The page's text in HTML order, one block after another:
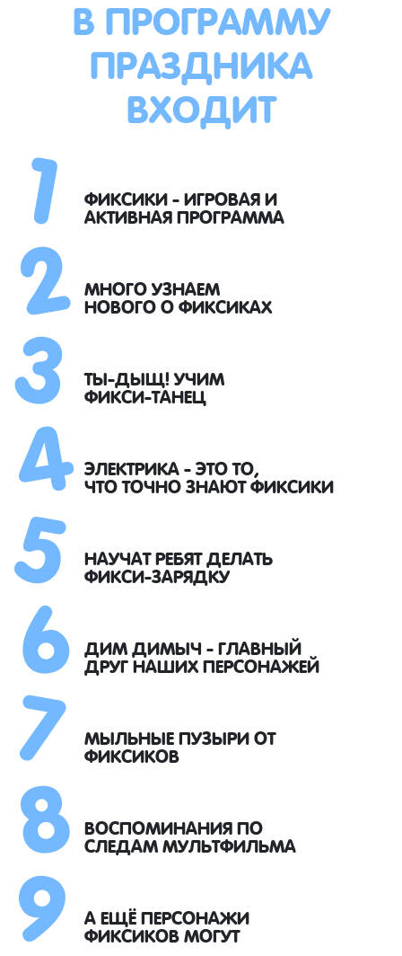
В ПРОГРАММУ
ПРАЗДНИКА
ВХОДИТ
ФИКСИКИ - ИГРОВАЯ И
АКТИВНАЯ ПРОГРАММА
МНОГО УЗНАЕМ
НОВОГО О ФИКСИКАХ
ТЫ-ДЫЩ! УЧИМ
ФИКСИ-ТАНЕЦ
ЭЛЕКТРИКА - ЭТО ТО,
ЧТО ТОЧНО ЗНАЮТ ФИКСИКИ
НАУЧАТ РЕБЯТ ДЕЛАТЬ
ФИКСИ-ЗАРЯДКУ
ДИМ ДИМЫЧ - ГЛАВНЫЙ
ДРУГ НАШИХ ПЕРСОНАЖЕЙ
МЫЛЬНЫЕ ПУЗЫРИ ОТ
ФИКСИКОВ
ВОСПОМИНАНИЯ ПО
СЛЕДАМ МУЛЬТФИЛЬМА
А ЕЩЁ ПЕРСОНАЖИ
ФИКСИКОВ МОГУТ